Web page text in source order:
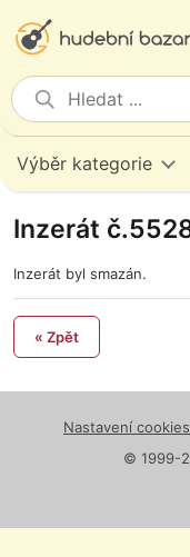
Výběr kategorie
Inzerát
Inzerát byl smazán.
« Zpět
Nastavení cookies
© 1999-